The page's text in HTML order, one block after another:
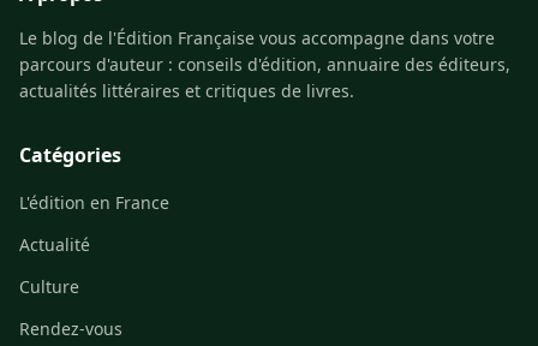
Le blog de l'Édition Française vous accompagne dans votre
parcours d'auteur : conseils d'édition, annuaire des éditeurs,
actualités littéraires et critiques de livres.
Catégories
L'édition en France
Actualité
Culture
Rendez-vous